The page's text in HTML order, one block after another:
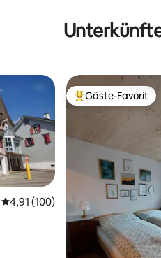
Durchschnittliche Bewertung:
4,91 (100)
Beliebter Gäste-
Gäste-Favorit